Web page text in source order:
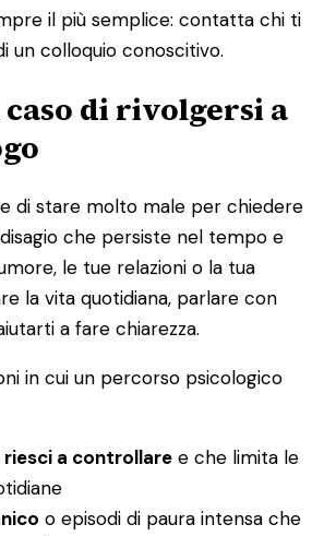
il più semplice: contatta chi ti
un colloquio conoscitivo.
caso di rivolgersi a
di stare molto male per chiedere
che persiste nel tempo e
le tue relazioni o la tua
la vita quotidiana, parlare con
a fare chiarezza.
in cui un percorso psicologico
riesci a controllare e che limita le
o episodi di paura intensa che